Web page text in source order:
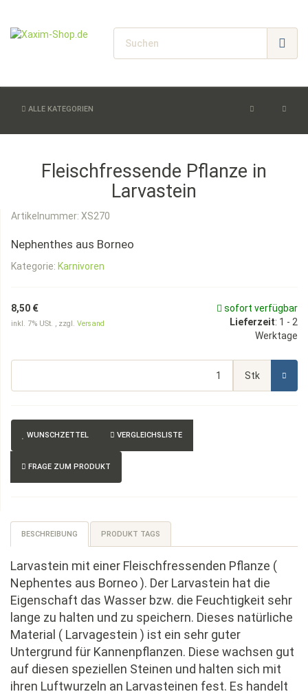
ALLE KATEGORIEN
Fleischfressende Pflanze in
Larvastein
Artikelnummer: XS270
Nephenthes aus Borneo
Kategorie: Karnivoren
8,50 €
inkl. 7% USt. , zzgl. Versand
sofort verfügbar
Lieferzeit: 1 - 2
Werktage
Stk
WUNSCHZETTEL VERGLEICHSLISTE
FRAGE ZUM PRODUKT
BESCHREIBUNG PRODUKT TAGS
Larvastein mit einer Fleischfressenden Pflanze (
Nephentes aus Borneo ). Der Larvastein hat die
Eigenschaft das Wasser bzw. die Feuchtigkeit sehr
lange zu halten und zu speichern. Dieses natürliche
Material ( Larvagestein ) ist ein sehr guter
Untergrund für Kannenpflanzen. Diese wachsen gut
auf diesen speziellen Steinen und halten sich mit
ihren Luftwurzeln an Larvasteinen fest. Es handelt